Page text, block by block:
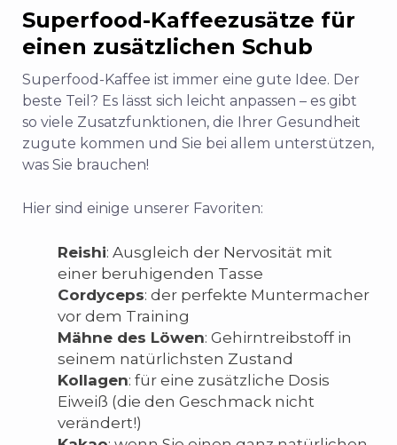
Superfood-Kaffeezusätze für
einen zusätzlichen Schub
Superfood-Kaffee ist immer eine gute Idee. Der
beste Teil? Es lässt sich leicht anpassen – es gibt
so viele Zusatzfunktionen, die Ihrer Gesundheit
zugute kommen und Sie bei allem unterstützen,
was Sie brauchen!
Hier sind einige unserer Favoriten:
Reishi: Ausgleich der Nervosität mit
einer beruhigenden Tasse
Cordyceps: der perfekte Muntermacher
vor dem Training
Mähne des Löwen: Gehirntreibstoff in
seinem natürlichsten Zustand
Kollagen: für eine zusätzliche Dosis
Eiweiß (die den Geschmack nicht
verändert!)